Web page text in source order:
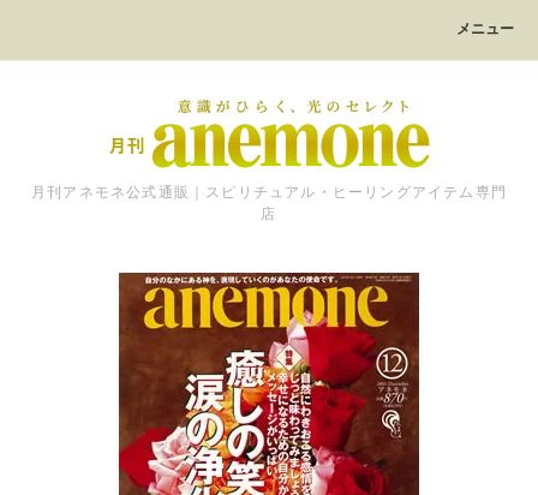
メニュー
月刊アネモネ公式通販｜スピリチュアル・ヒーリングアイテム専門
店